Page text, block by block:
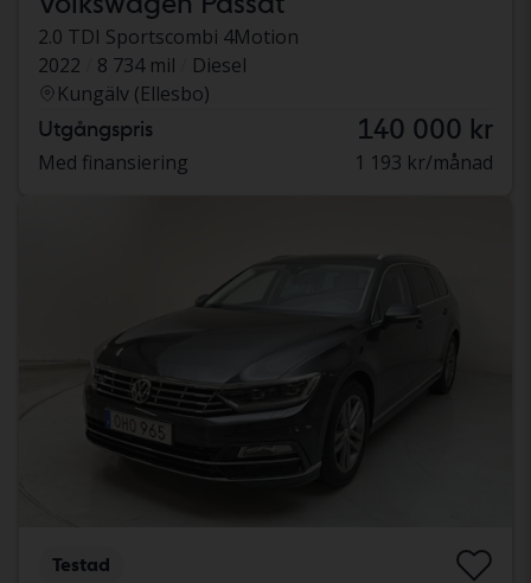
2.0 TDI Sportscombi 4Motion
2022
8 734 mil
Diesel
Kungälv (Ellesbo)
Utgångspris 140 000 kr
Med finansiering 1 193 kr/månad
Testad